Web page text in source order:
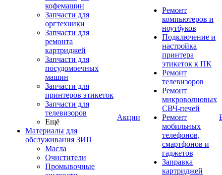
кофемашин
Запчасти для
оргтехники
Запчасти для
ремонта
картриджей
Запчасти для
посудомоечных
машин
Запчасти для
принтеров этикеток
Запчасти для
телевизоров
Ещё
Материалы для
обслуживания ЗИП
Масла
Очистители
Промывочные
Акции
Ремонт
компьютеров и
ноутбуков
Подключение и
настройка
принтера
этикеток к ПК
Ремонт
телевизоров
Ремонт
микроволновых
СВЧ-печей
Ремонт
мобильных
телефонов,
смартфонов и
гаджетов
Заправка
картриджей